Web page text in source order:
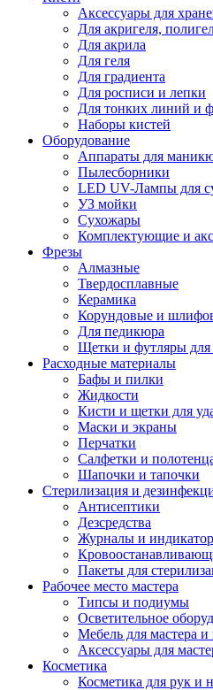
Аксессуары для
Для акригеля,
Для акрила
Для геля
Для градиента
Для росписи и лепки
Для тонких линий и
Наборы кистей
Оборудование
Аппараты для
Пылесборники
LED UV-Лампы для
УЗ мойки
Сухожары
Комплектующие и
Фрезы
Алмазные
Твердосплавные
Керамика
Корундовые и
Для педикюра
Щетки и футляры для
Расходные материалы
Бафы и пилки
Жидкости
Кисти и щетки для
Маски и экраны
Перчатки
Салфетки и
Шапочки и тапочки
Стерилизация и
Антисептики
Дезсредства
Журналы и
Пакеты для
Рабочее место мастера
Типсы и подиумы
Осветительное
Мебель для мастера и
Аксессуары для
Косметика
Косметика для рук и